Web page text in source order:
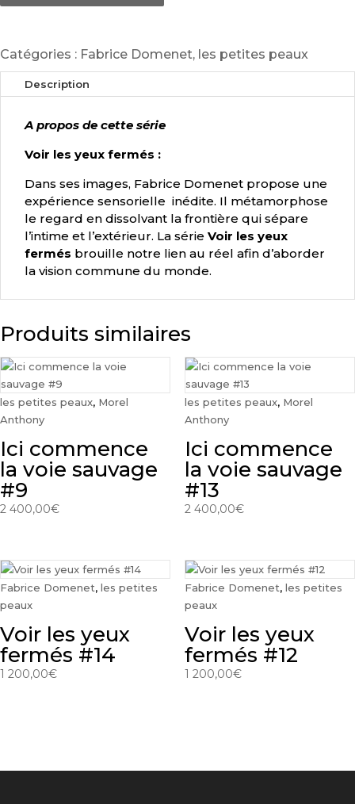
Catégories : Fabrice Domenet, les petites peaux
Description
A propos de cette série
Voir les yeux fermés :
Dans ses images, Fabrice Domenet propose une
expérience sensorielle inédite. Il métamorphose
le regard en dissolvant la frontière qui sépare
l’intime et l’extérieur. La série Voir les yeux
fermés brouille notre lien au réel afin d’aborder
la vision commune du monde.
Produits similaires
les petites peaux, Morel
Anthony
Ici commence
la voie sauvage
#9
2 400,00€
les petites peaux, Morel
Anthony
Ici commence
la voie sauvage
#13
2 400,00€
Fabrice Domenet, les petites
peaux
Voir les yeux
fermés #14
1 200,00€
Fabrice Domenet, les petites
peaux
Voir les yeux
fermés #12
1 200,00€